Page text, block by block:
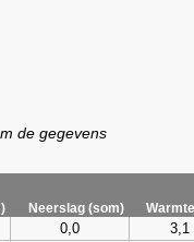
de gegevens
Neerslag (som)
0,0 3,1